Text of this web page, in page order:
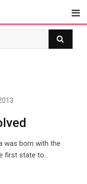
was born with the
first state to…